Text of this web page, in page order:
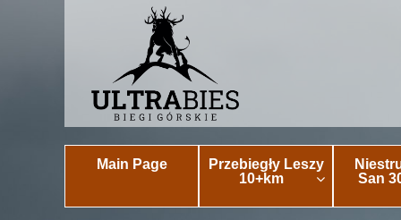
Main Page
Przebiegły Leszy
10+km
San